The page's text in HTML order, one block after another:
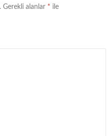
Gerekli alanlar * ile